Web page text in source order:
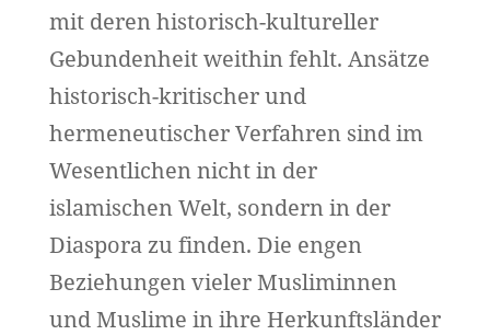
mit deren historisch-kultureller
Gebundenheit weithin fehlt. Ansätze
historisch-kritischer und
hermeneutischer Verfahren sind im
Wesentlichen nicht in der
islamischen Welt, sondern in der
Diaspora zu finden. Die engen
Beziehungen vieler Musliminnen
und Muslime in ihre Herkunftsländer